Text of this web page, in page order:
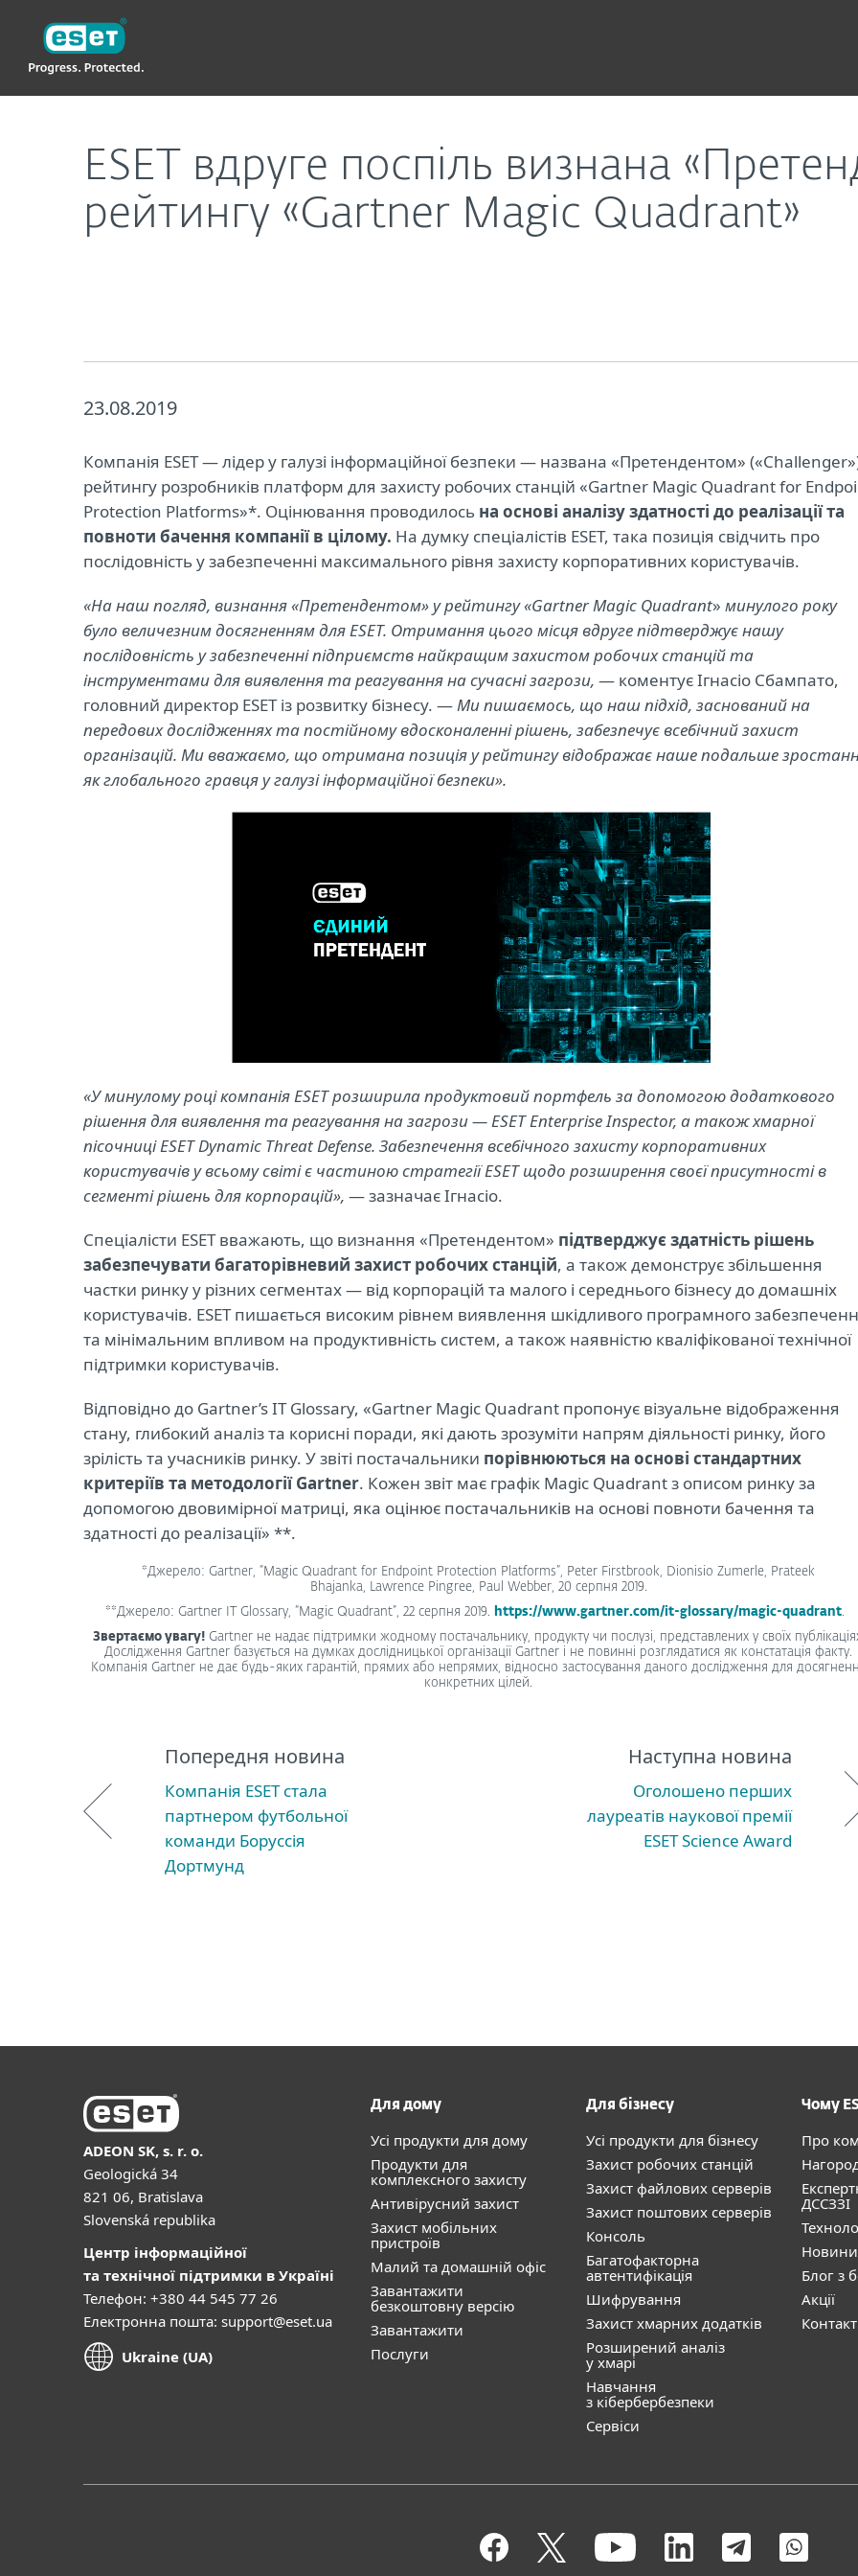
ESET вдруге поспіль визнана
рейтингу «Gartner Magic Quadrant»
23.08.2019
Компанія ESET — лідер у галузі інформаційної безпеки — названа «Претендентом»
рейтингу розробників платформ для захисту робочих станцій «Gartner Magic Quadrant for
Protection Platforms»*. Оцінювання проводилось на основі аналізу здатності до реалізації та
повноти бачення компанії в цілому. На думку спеціалістів ESET, така позиція свідчить про
послідовність у забезпеченні максимального рівня захисту корпоративних користувачів.
«На наш погляд, визнання «Претендентом» у рейтингу «Gartner Magic Quadrant» минулого року
було величезним досягненням для ESET. Отримання цього місця вдруге підтверджує нашу
послідовність у забезпеченні підприємств найкращим захистом робочих станцій та
інструментами для виявлення та реагування на сучасні загрози, — коментує Ігнасіо Сбампато,
головний директор ESET із розвитку бізнесу. —Ми пишаємось, що наш підхід, заснований на
передових дослідженнях та постійному вдосконаленні рішень, забезпечує всебічний захист
організацій. Ми вважаємо, що отримана позиція у рейтингу відображає наше подальше
як глобального гравця у галузі інформаційної безпеки».
«У минулому році компанія ESET розширила продуктовий портфель за допомогою додаткового
рішення для виявлення та реагування на загрози — ESET Enterprise Inspector, а також хмарної
пісочниці ESET Dynamic Threat Defense. Забезпечення всебічного захисту корпоративних
користувачів у всьому світі є частиною стратегії ESET щодо розширення своєї присутності в
сегменті рішень для корпорацій», — зазначає Ігнасіо.
Спеціалісти ESET вважають, що визнання «Претендентом» підтверджує здатність рішень
забезпечувати багаторівневий захист робочих станцій, а також демонструє збільшення
частки ринку у різних сегментах — від корпорацій та малого і середнього бізнесу до домашніх
користувачів. ESET пишається високим рівнем виявлення шкідливого програмного
та мінімальним впливом на продуктивність систем, а також наявністю кваліфікованої технічної
підтримки користувачів.
Відповідно до Gartner’s IT Glossary, «Gartner Magic Quadrant пропонує візуальне відображення
стану, глибокий аналіз та корисні поради, які дають зрозуміти напрям діяльності ринку, його
зрілість та учасників ринку. У звіті постачальники порівнюються на основі стандартних
критеріїв та методології Gartner. Кожен звіт має графік Magic Quadrant з описом ринку за
допомогою двовимірної матриці, яка оцінює постачальників на основі повноти бачення та
здатності до реалізації» **.
*Джерело: Gartner, “Magic Quadrant for Endpoint Protection Platforms”, Peter Firstbrook, Dionisio Zumerle, Prateek
Bhajanka, Lawrence Pingree, Paul Webber, 20 серпня 2019.
**Джерело: Gartner IT Glossary, “Magic Quadrant”, 22 серпня 2019.
https://www.gartner.com/it-glossary/magic-quadrant.
Звертаємо увагу!Gartner не надає підтримки жодному постачальнику, продукту чи послузі, представлених у своїх
Дослідження Gartner базується на думках дослідницької організації Gartner і не повинні розглядатися як констатація факту.
Компанія Gartner не дає будь-яких гарантій, прямих або непрямих, відносно застосування даного дослідження для
конкретних цілей.
Попередня новина
Компанія ESET стала
партнером футбольної
команди Боруссія
Дортмунд
Наступна новина
Оголошено перших
лауреатів наукової премії
ESET Science Award
ESET вдруге поспіль визнана «Претендентом» у рейтингу «Gartner Magic Quadrant»
ESET
ADEON SK, s. r. o.
Geologická 34
821 06, Bratislava
Slovenská republika
Центр інформаційної
та технічної підтримки в Україні
Телефон: +380 44 545 77 26
Електронна пошта: support@eset.ua
Ukraine (UA)
Для дому
Усі продукти для дому
Продукти для
комплексного захисту
Антивірусний захист
Захист мобільних
пристроїв
Малий та домашній офіс
Завантажити
безкоштовну версію
Завантажити
Послуги
Для бізнесу
Усі продукти для бізнесу
Захист робочих станцій
Захист файлових серверів
Захист поштових серверів
Консоль
Багатофакторна
автентифікація
Шифрування
Захист хмарних додатків
Розширений аналіз
у хмарі
Навчання
з кібербербезпеки
Сервіси
Чому
Про
ДССЗЗІ
Новини
Блог з
Акції